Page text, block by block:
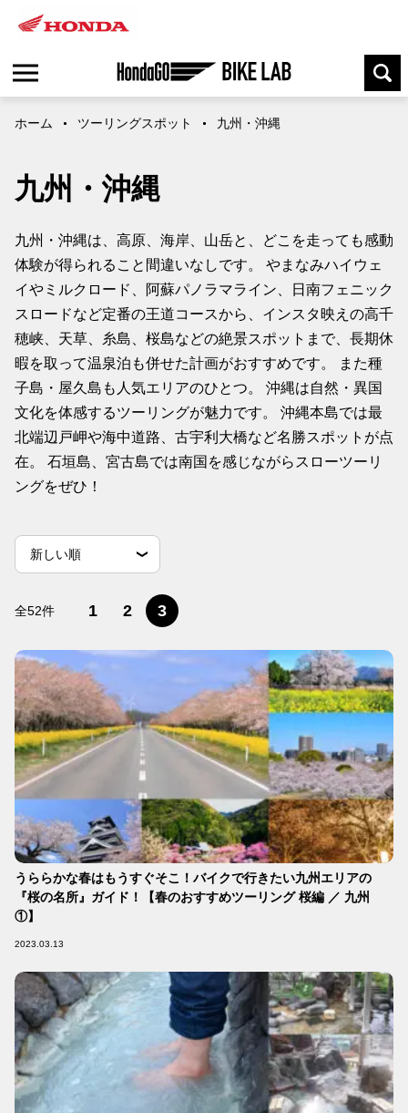
ホーム ツーリングスポット 九州・沖縄
九州・沖縄
九州・沖縄は、高原、海岸、山岳と、どこを走っても感動
体験が得られること間違いなしです。 やまなみハイウェ
イやミルクロード、阿蘇パノラマライン、日南フェニック
スロードなど定番の王道コースから、インスタ映えの高千
穂峡、天草、糸島、桜島などの絶景スポットまで、長期休
暇を取って温泉泊も併せた計画がおすすめです。 また種
子島・屋久島も人気エリアのひとつ。 沖縄は自然・異国
文化を体感するツーリングが魅力です。 沖縄本島では最
北端辺戸岬や海中道路、古宇利大橋など名勝スポットが点
在。 石垣島、宮古島では南国を感じながらスローツーリ
ングをぜひ！
並
替
条
並べ替え条件
新しい順
全52件
1 2 3
うららかな春はもうすぐそこ！バイクで行きたい九州エリアの
『桜の名所』ガイド！【春のおすすめツーリング 桜編 ／ 九州
①】
2023.03.13